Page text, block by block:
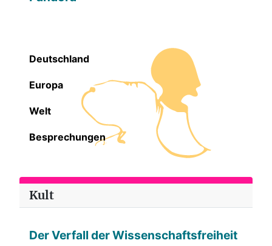
Deutschland
Europa
Welt
Besprechungen
Kult
Der Verfall der Wissenschaftsfreiheit